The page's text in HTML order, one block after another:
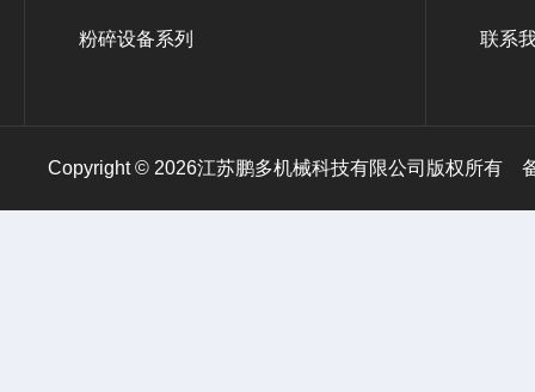
粉碎设备系列 联系
Copyright © 2026江苏鹏多机械科技有限公司版权所有